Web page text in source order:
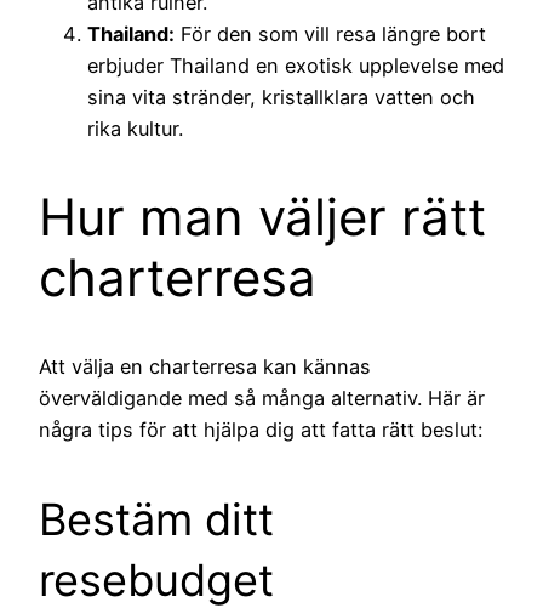
Thailand: För den som vill resa längre bort
erbjuder Thailand en exotisk upplevelse med
sina vita stränder, kristallklara vatten och
rika kultur.
Hur man väljer rätt
charterresa
Att välja en charterresa kan kännas
överväldigande med så många alternativ. Här är
några tips för att hjälpa dig att fatta rätt beslut:
Bestäm ditt
resebudget